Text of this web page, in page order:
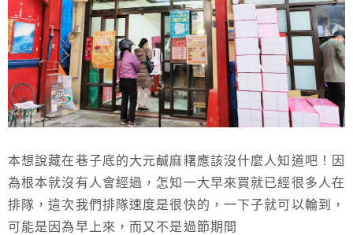
本想說藏在巷子底的大元鹹麻糬應該沒什麼人知道吧！因
為根本就沒有人會經過，怎知一大早來買就已經很多人在
排隊，這次我們排隊速度是很快的，一下子就可以輪到，
可能是因為早上來，而又不是過節期間